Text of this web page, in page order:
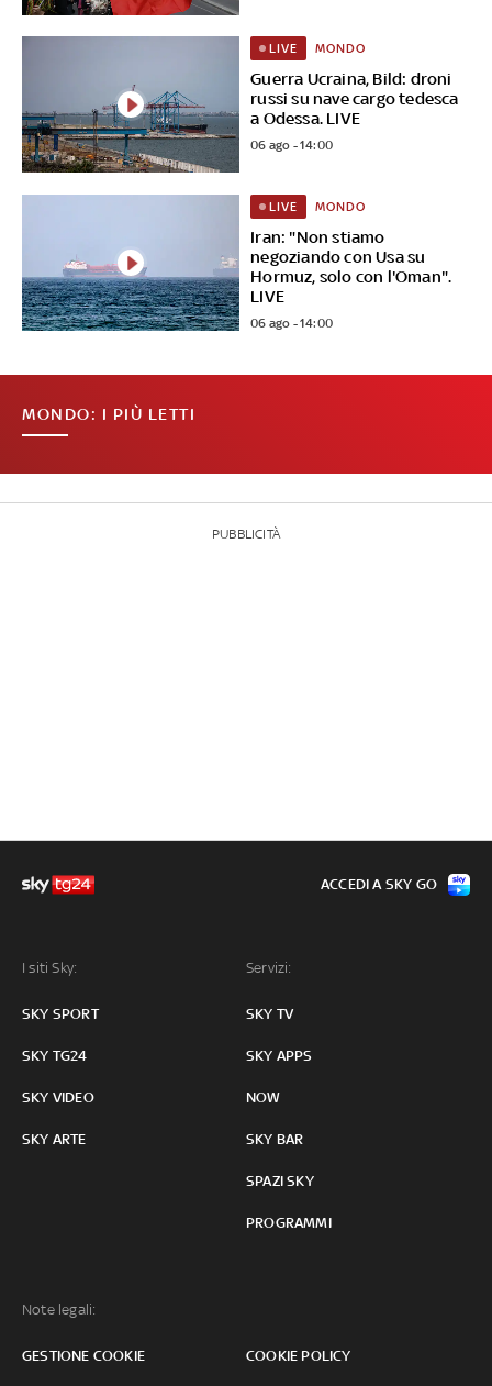
Guerra Ucraina, Bild: droni
russi su nave cargo tedesca
a Odessa. LIVE
LIVE MONDO
06 ago - 14:00
Iran: "Non stiamo
negoziando con Usa su
Hormuz, solo con l'Oman".
LIVE
LIVE MONDO
06 ago - 14:00
MONDO: I PIÙ LETTI
PUBBLICITÀ
I siti Sky:
SKY SPORT
SKY TG24
SKY VIDEO
SKY ARTE
Servizi:
SKY TV
SKY APPS
NOW
SKY BAR
SPAZI SKY
PROGRAMMI
Note legali:
GESTIONE COOKIE COOKIE POLICY
ACCEDI A SKY GO